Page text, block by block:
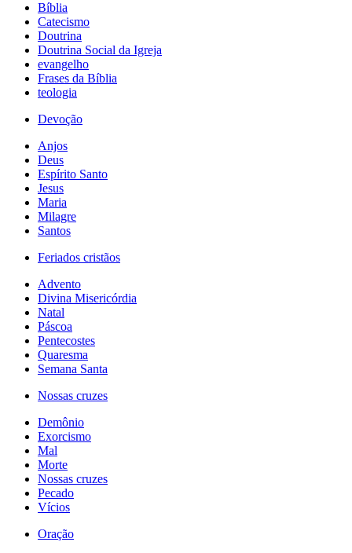
Bíblia
Catecismo
Doutrina
Doutrina Social da Igreja
evangelho
Frases da Bíblia
teologia
Devoção
Anjos
Deus
Espírito Santo
Jesus
Maria
Milagre
Santos
Feriados cristãos
Advento
Divina Misericórdia
Natal
Páscoa
Pentecostes
Quaresma
Semana Santa
Nossas cruzes
Demônio
Exorcismo
Mal
Morte
Nossas cruzes
Pecado
Vícios
Oração